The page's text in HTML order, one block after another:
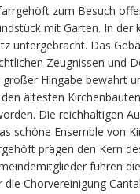
zum Besuch
mit Garten. In der
untergebracht. Das
Zeugnissen und
Hingabe bewahrt
ältesten
Die reichhaltigen
schöne Ensemble von
prägen den Kern
führen
Chorvereinigung